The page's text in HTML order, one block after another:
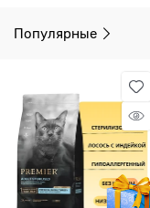
Популярные